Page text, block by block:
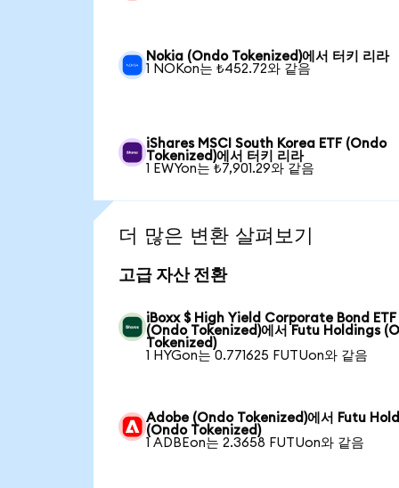
Nokia (Ondo Tokenized)에서 터키 리라
1 NOKon는 ₺452.72와 같음
iShares MSCI South Korea ETF (Ondo
Tokenized)에서 터키 리라
1 EWYon는 ₺7,901.29와 같음
더 많은 변환 살펴보기
고급 자산 전환
iBoxx $ High Yield Corporate Bond ETF
(Ondo Tokenized)에서 Futu Holdings
Tokenized)
1 HYGon는 0.771625 FUTUon와 같음
Adobe (Ondo Tokenized)에서 Futu
(Ondo Tokenized)
1 ADBEon는 2.3658 FUTUon와 같음